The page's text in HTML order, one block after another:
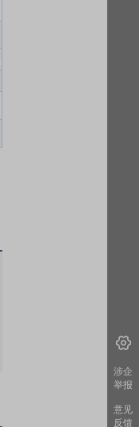
涉企
举报
意见
反馈